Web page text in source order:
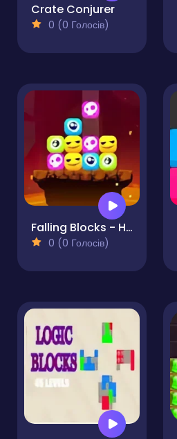
Crate Conjurer
0 (0 Голосів)
Falling Blocks - Halloween Challenge
0 (0 Голосів)